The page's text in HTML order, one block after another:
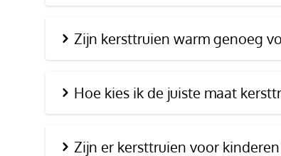
Zijn kersttruien warm genoeg
Hoe kies ik de juiste maat
Zijn er kersttruien voor